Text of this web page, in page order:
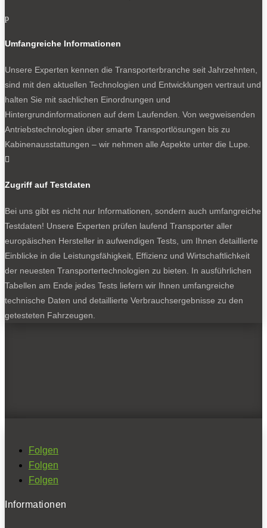
p
Umfangreiche Informationen
Unsere Experten kennen die Transporterbranche seit Jahrzehnten,
sind mit den aktuellen Technologien und Entwicklungen vertraut und
halten Sie mit sachlichen Einordnungen und
Hintergrundinformationen auf dem Laufenden. Von wegweisenden
Antriebstechnologien über smarte Transportlösungen bis zu
Kabinenausstattungen – wir nehmen alle Aspekte unter die Lupe.

Zugriff auf Testdaten
Bei uns gibt es nicht nur Informationen, sondern auch umfangreiche
Testdaten! Unsere Experten prüfen laufend Transporter aller
europäischen Hersteller in aufwendigen Tests, um Ihnen detaillierte
Einblicke in die Leistungsfähigkeit, Effizienz und Wirtschaftlichkeit
der neuesten Transportertechnologien zu bieten. In ausführlichen
Tabellen am Ende jedes Tests liefern wir Ihnen umfangreiche
technische Daten und detaillierte Verbrauchsergebnisse zu den
getesteten Fahrzeugen.
Folgen
Folgen
Folgen
Informationen